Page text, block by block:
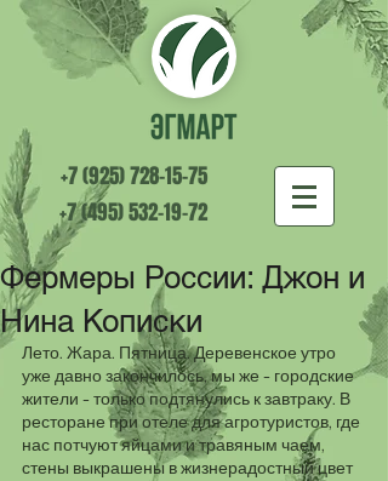
+7 (925) 728-15-75
+7 (495) 532-19-72
Фермеры России: Джон и
Нина Кописки
Лето. Жара. Пятница. Деревенское утро
уже давно закончилось, мы же – городские
жители – только подтянулись к завтраку. В
ресторане при отеле для агротуристов, где
нас потчуют яйцами и травяным чаем,
стены выкрашены в жизнерадостный цвет